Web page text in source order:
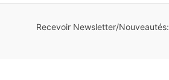
Recevoir Newsletter/Nouveautés: